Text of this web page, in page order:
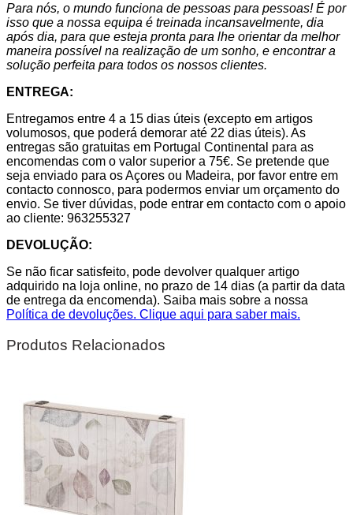
Para nós, o mundo funciona de pessoas para pessoas! É por
isso que a nossa equipa é treinada incansavelmente, dia
após dia, para que esteja pronta para lhe orientar da melhor
maneira possível na realização de um sonho, e encontrar a
solução perfeita para todos os nossos clientes.
ENTREGA:
Entregamos entre 4 a 15 dias úteis (excepto em artigos
volumosos, que poderá demorar até 22 dias úteis). As
entregas são gratuitas em Portugal Continental para as
encomendas com o valor superior a 75€. Se pretende que
seja enviado para os Açores ou Madeira, por favor entre em
contacto connosco, para podermos enviar um orçamento do
envio. Se tiver dúvidas, pode entrar em contacto com o apoio
ao cliente: 963255327
DEVOLUÇÃO:
Se não ficar satisfeito, pode devolver qualquer artigo
adquirido na loja online, no prazo de 14 dias (a partir da data
de entrega da encomenda). Saiba mais sobre a nossa
Política de devoluções. Clique aqui para saber mais.
Produtos Relacionados